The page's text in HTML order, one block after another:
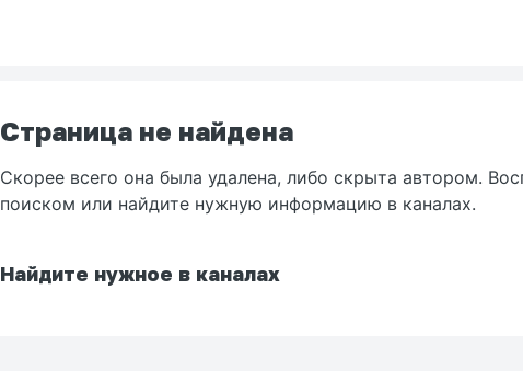
Страница не найдена
Скорее всего она была удалена, либо скрыта автором.
поиском или найдите нужную информацию в каналах.
Найдите нужное в каналах